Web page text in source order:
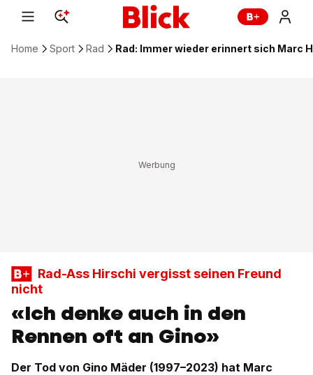
Home Sport Rad Rad: Immer wieder erinnert sich Marc
Rad-Ass Hirschi vergisst seinen Freund
nicht
«Ich denke auch in den
Rennen oft an Gino»
Der Tod von Gino Mäder (1997–2023) hat Marc